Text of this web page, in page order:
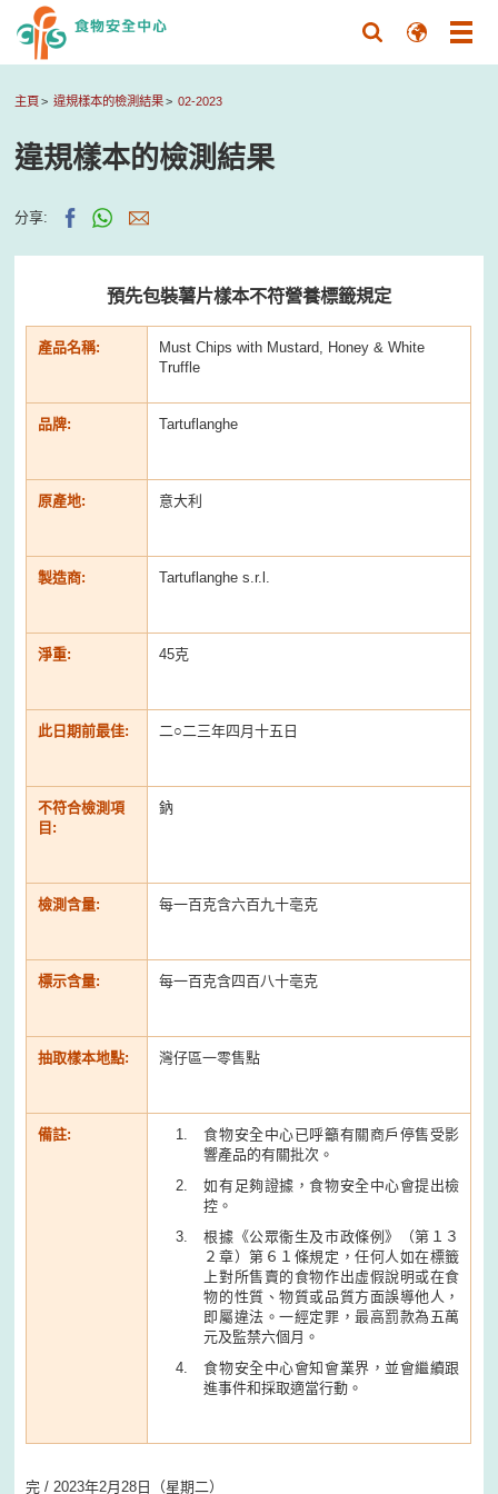
主頁 違規樣本的檢測結果 02-2023
違規樣本的檢測結果
分享:
預先包裝薯片樣本不符營養標籤規定
產品名稱:
Must Chips with Mustard, Honey & White
Truffle
品牌: Tartuflanghe
原產地: 意大利
製造商: Tartuflanghe s.r.l.
淨重: 45克
此日期前最佳: 二○二三年四月十五日
不符合檢測項
目:
鈉
檢測含量: 每一百克含六百九十亳克
標示含量: 每一百克含四百八十亳克
抽取樣本地點: 灣仔區一零售點
備註:
食物安全中心已呼籲有關商戶停售受影
響產品的有關批次。
如有足夠證據，食物安全中心會提出檢
控。
根據《公眾衞生及市政條例》（第１３
２章）第６１條規定，任何人如在標籤
上對所售賣的食物作出虛假說明或在食
物的性質、物質或品質方面誤導他人，
即屬違法。一經定罪，最高罰款為五萬
元及監禁六個月。
食物安全中心會知會業界，並會繼續跟
進事件和採取適當行動。
完 / 2023年2月28日（星期二）